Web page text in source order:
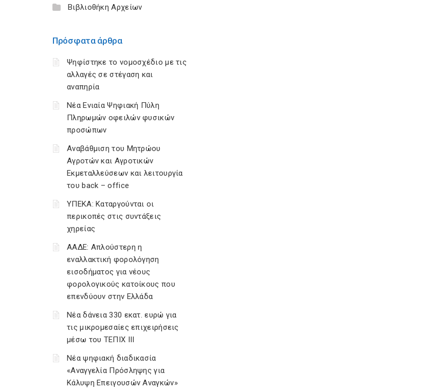
Βιβλιοθήκη Αρχείων
Πρόσφατα άρθρα
Ψηφίστηκε το νομοσχέδιο με τις
αλλαγές σε στέγαση και
αναπηρία
Νέα Ενιαία Ψηφιακή Πύλη
Πληρωμών οφειλών φυσικών
προσώπων
Αναβάθμιση του Μητρώου
Αγροτών και Αγροτικών
Εκμεταλλεύσεων και λειτουργία
του back – office
ΥΠΕΚΑ: Καταργούνται οι
περικοπές στις συντάξεις
χηρείας
ΑΑΔΕ: Απλούστερη η
εναλλακτική φορολόγηση
εισοδήματος για νέους
φορολογικούς κατοίκους που
επενδύουν στην Ελλάδα
Νέα δάνεια 330 εκατ. ευρώ για
τις μικρομεσαίες επιχειρήσεις
μέσω του ΤΕΠΙΧ ΙΙΙ
Νέα ψηφιακή διαδικασία
«Αναγγελία Πρόσληψης για
Κάλυψη Επειγουσών Αναγκών»